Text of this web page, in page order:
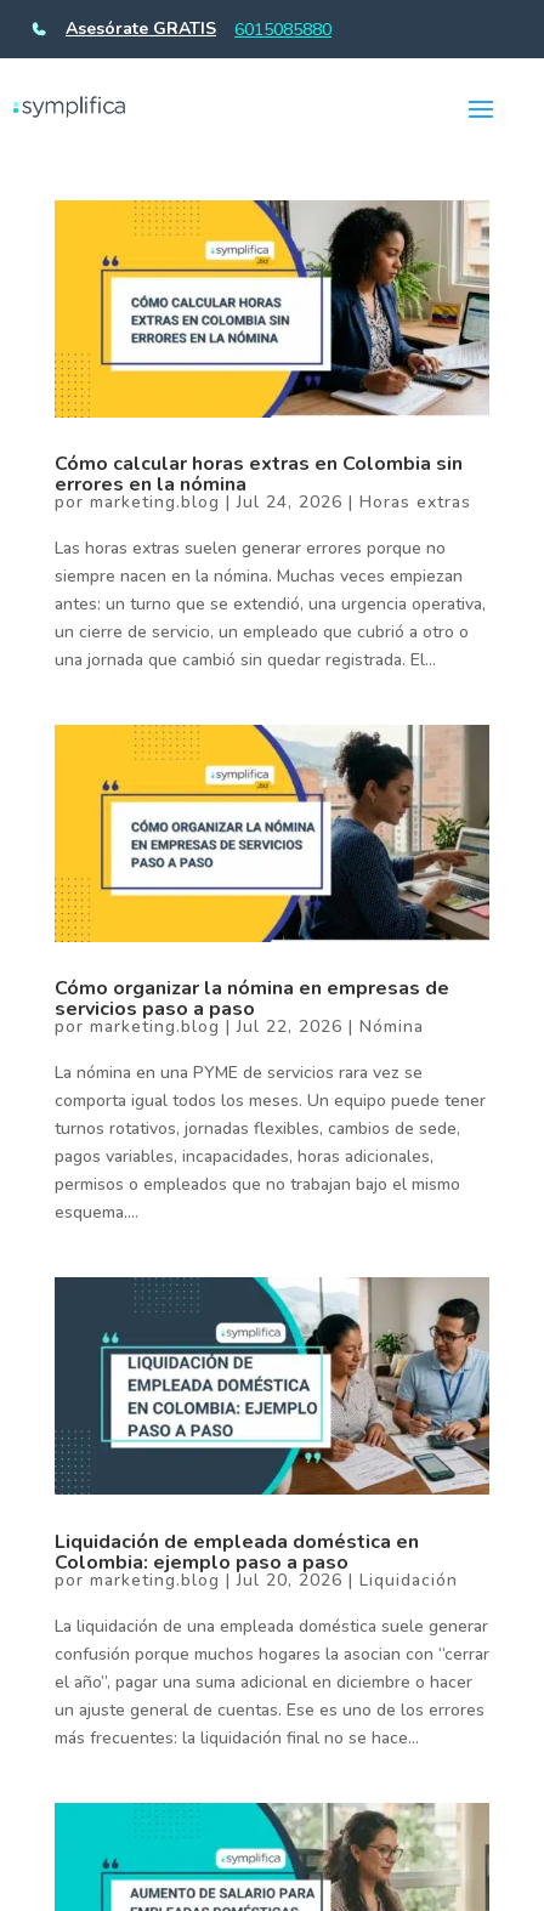
Cómo calcular horas extras en Colombia sin
errores en la nómina
por marketing.blog |Jul 24, 2026 | Horas extras
Las horas extras suelen generar errores porque no
siempre nacen en la nómina. Muchas veces empiezan
antes: un turno que se extendió, una urgencia operativa,
un cierre de servicio, un empleado que cubrió a otro o
una jornada que cambió sin quedar registrada. El...
Cómo organizar la nómina en empresas de
servicios paso a paso
por marketing.blog |Jul 22, 2026 | Nómina
La nómina en una PYME de servicios rara vez se
comporta igual todos los meses. Un equipo puede tener
turnos rotativos, jornadas flexibles, cambios de sede,
pagos variables, incapacidades, horas adicionales,
permisos o empleados que no trabajan bajo el mismo
esquema....
Liquidación de empleada doméstica en
Colombia: ejemplo paso a paso
por marketing.blog |Jul 20, 2026 | Liquidación
La liquidación de una empleada doméstica suele generar
confusión porque muchos hogares la asocian con “cerrar
el año”, pagar una suma adicional en diciembre o hacer
un ajuste general de cuentas. Ese es uno de los errores
más frecuentes: la liquidación final no se hace...
Asesórate GRATIS 6015085880